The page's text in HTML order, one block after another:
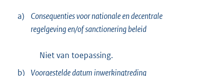
a)
Consequenties voor nationale en decentrale
regelgeving en/of sanctionering beleid
Niet van toepassing.
b) Voorgestelde datum inwerkingtreding